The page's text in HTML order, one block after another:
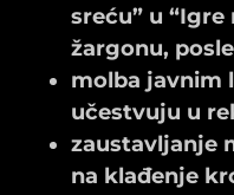
sreću” u “Igre
žargonu,
molba javnim
učestvuju u
zaustavljanje
na klađenje